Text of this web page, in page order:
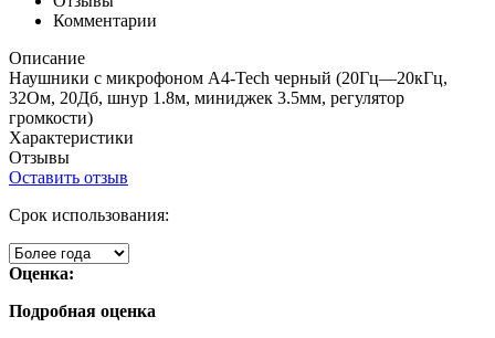
Комментарии
Описание
Наушники с микрофоном A4-Tech черный (20Гц—20кГц,
32Ом, 20Дб, шнур 1.8м, миниджек 3.5мм, регулятор
громкости)
Характеристики
Отзывы
Оставить отзыв
Срок использования:
Оценка:
Подробная оценка